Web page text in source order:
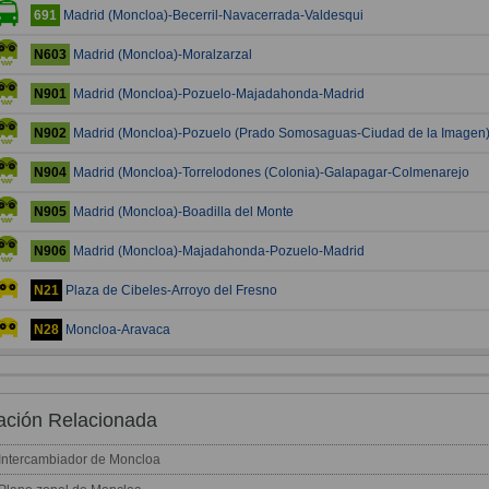
691 Madrid (Moncloa)-Becerril-Navacerrada-Valdesqui
N603 Madrid (Moncloa)-Moralzarzal
N901 Madrid (Moncloa)-Pozuelo-Majadahonda-Madrid
N902 Madrid (Moncloa)-Pozuelo (Prado Somosaguas-Ciudad de la Imagen)
N904 Madrid (Moncloa)-Torrelodones (Colonia)-Galapagar-Colmenarejo
N905 Madrid (Moncloa)-Boadilla del Monte
N906 Madrid (Moncloa)-Majadahonda-Pozuelo-Madrid
N21 Plaza de Cibeles-Arroyo del Fresno
N28 Moncloa-Aravaca
Relacionada
Intercambiador de Moncloa